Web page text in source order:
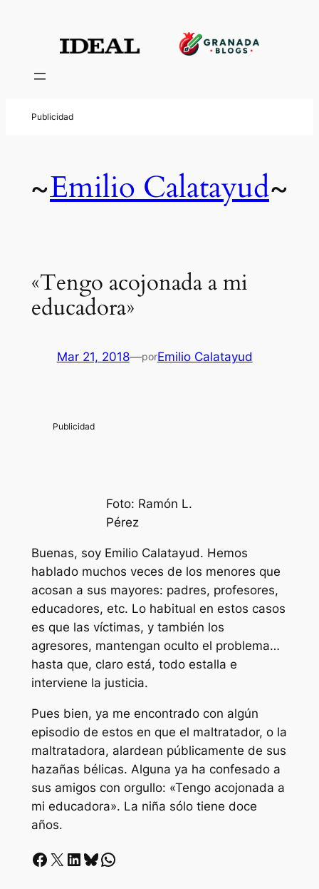
~Emilio Calatayud~
«Tengo acojonada a mi
educadora»
Mar 21, 2018—porEmilio Calatayud
Foto: Ramón L.
Pérez
Buenas, soy Emilio Calatayud. Hemos
hablado muchos veces de los menores que
acosan a sus mayores: padres, profesores,
educadores, etc. Lo habitual en estos casos
es que las víctimas, y también los
agresores, mantengan oculto el problema…
hasta que, claro está, todo estalla e
interviene la justicia.
Pues bien, ya me encontrado con algún
episodio de estos en que el maltratador, o la
maltratadora, alardean públicamente de sus
hazañas bélicas. Alguna ya ha confesado a
sus amigos con orgullo: «Tengo acojonada a
mi educadora». La niña sólo tiene doce
años.
Facebook X LinkedIn Bluesky Whatsapp